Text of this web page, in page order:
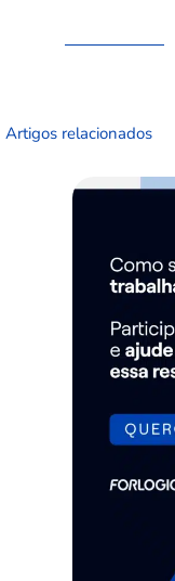
Artigos relacionados